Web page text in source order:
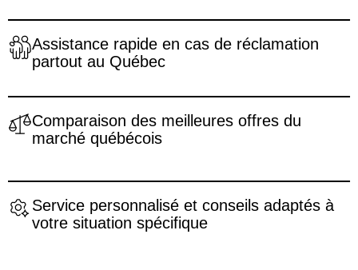
Assistance rapide en cas de réclamation
partout au Québec
Comparaison des meilleures offres du
marché québécois
Service personnalisé et conseils adaptés à
votre situation spécifique